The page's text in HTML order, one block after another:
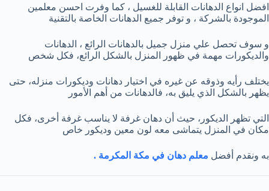
افضل انواع الدهانات القابلة للغسيل ، كما وفرت احسن معلمين
الموجودة بالشركة ، و توفر جميع الدهانات الخاصة بالتقنية
و سوف تحصل علي منزل جميل بالدهانات الرائع ، الدهانات
والديكورات مهمة في ظهور المنزل بالشكل الرائع، فكل شخص
يختلف رأيه وذوقه عن غيره في اختيار دهانات وديكورات منزله، حتى
يظهر بالشكل الذي يليق به، فالدهانات من أهم الأمور
التي تظهر الديكور، حيث أن دهان غرفة لا يناسب غرفة أخرى، فكل
مكان في المنزل يتماشى معه لون معين وديكور خاص
به ونقدم أفضل معلم دهان في مكة المكرمة .